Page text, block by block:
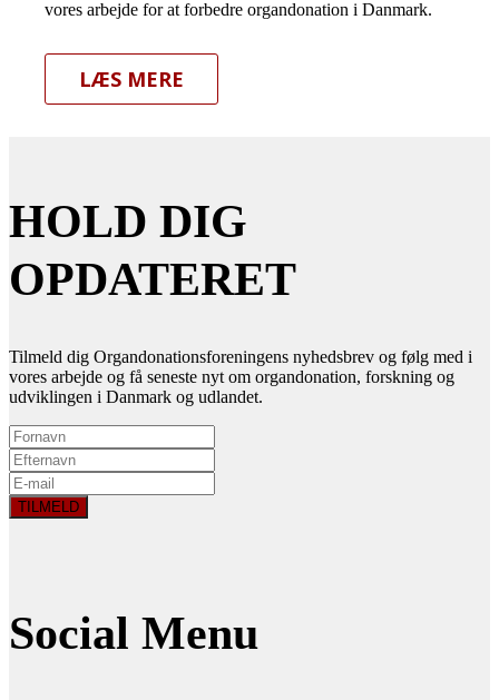
vores arbejde for at forbedre organdonation i Danmark.
LÆS MERE
HOLD DIG
OPDATERET
Tilmeld dig Organdonationsforeningens nyhedsbrev og følg med i
vores arbejde og få seneste nyt om organdonation, forskning og
udviklingen i Danmark og udlandet.
Social Menu